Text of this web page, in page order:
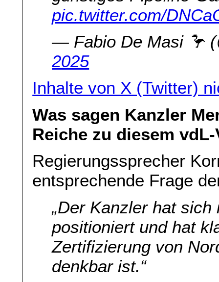
pic.twitter.com/
— Fabio De Masi 🦩
2025
Inhalte von X (Twitter)
Was sagen Kanzler
Reiche zu diesem
Regierungssprecher
entsprechende Frage
„Der Kanzler hat
positioniert und hat
Zertifizierung von
denkbar ist.“